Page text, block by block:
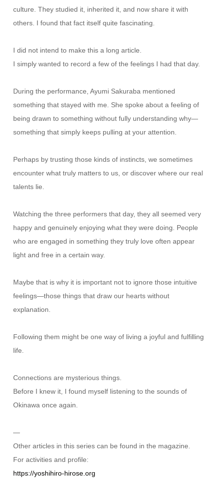
culture. They studied it, inherited it, and now share it with
others. I found that fact itself quite fascinating.
I did not intend to make this a long article.
I simply wanted to record a few of the feelings I had that day.
During the performance, Ayumi Sakuraba mentioned
something that stayed with me. She spoke about a feeling of
being drawn to something without fully understanding why—
something that simply keeps pulling at your attention.
Perhaps by trusting those kinds of instincts, we sometimes
encounter what truly matters to us, or discover where our real
talents lie.
Watching the three performers that day, they all seemed very
happy and genuinely enjoying what they were doing. People
who are engaged in something they truly love often appear
light and free in a certain way.
Maybe that is why it is important not to ignore those intuitive
feelings—those things that draw our hearts without
explanation.
Following them might be one way of living a joyful and fulfilling
life.
Connections are mysterious things.
Before I knew it, I found myself listening to the sounds of
Okinawa once again.
—
Other articles in this series can be found in the magazine.
For activities and profile:
https://yoshihiro-hirose.org